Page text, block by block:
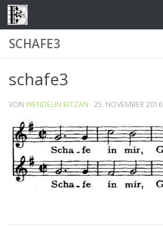
Zum Inhalt springen
SCHAFE3
schafe3
VON WENDELIN BITZAN · 25. NOVEMBER 2016